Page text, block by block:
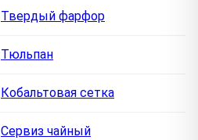
Твердый фарфор
Тюльпан
Кобальтовая сетка
Сервиз чайный